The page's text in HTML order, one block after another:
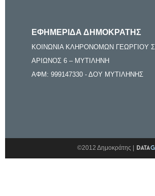
ΕΦΗΜΕΡΙΔΑ ΔΗΜΟΚΡΑΤΗΣ
ΚΟΙΝΩΝΙΑ ΚΛΗΡΟΝΟΜΩΝ ΓΕΩΡΓΙΟΥ
ΑΡΙΩΝΟΣ 6 – ΜΥΤΙΛΗΝΗ
ΑΦΜ: 999147330 - ΔΟΥ ΜΥΤΙΛΗΝΗΣ
©2012 Δημοκράτης |